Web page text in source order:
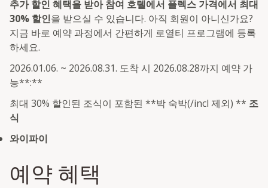
추가 할인 혜택을 받아 참여 호텔에서 플렉스 가격에서 최대
30% 할인을 받으실 수 있습니다. 아직 회원이 아니신가요?
지금 바로 예약 과정에서 간편하게 로열티 프로그램에 등록
하세요.
2026.01.06. ~ 2026.08.31. 도착 시 2026.08.28까지 예약 가
능**:**
최대 30% 할인된 조식이 포함된 **박 숙박(/incl 제외) ** 조
식
와이파이
예약 혜택